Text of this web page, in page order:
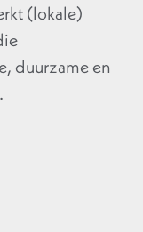
(lokale)
duurzame en